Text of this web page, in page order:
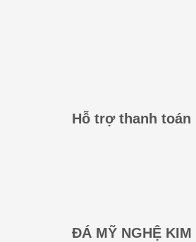
Hỗ trợ thanh toán
ĐÁ MỸ NGHỆ KIM